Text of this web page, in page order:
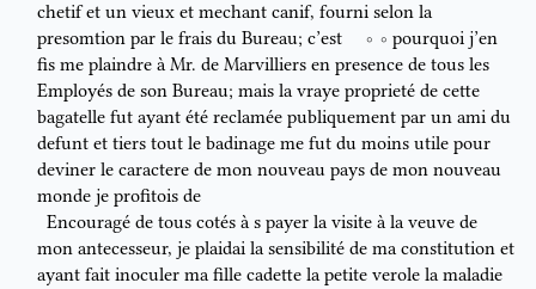
chetif et un vieux et mechant canif, fourni selon la
presomtion par le frais du Bureau; c’est
pourquoi j’en
fis me plaindre à Mr. de Marvilliers en presence de tous les
Employés de son Bureau; mais la vraye proprieté de cette
bagatelle fut ayant été reclamée publiquement par un ami du
defunt et tiers tout le badinage me fut du moins utile pour
deviner le caractere de mon nouveau pays de mon nouveau
monde je profitois de
Encouragé de tous cotés à spayer la visite à la veuve de
mon antecesseur, je plaidai la sensibilité de ma constitution et
ayant fait inoculer ma fille cadette la petite verole la maladie